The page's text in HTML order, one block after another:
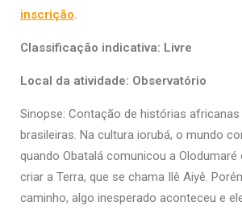
inscrição.
Classificação indicativa: Livre
Local da atividade: Observatório
Sinopse: Contação de histórias
brasileiras. Na cultura iorubá, o mundo
quando Obatalá comunicou a Olodumaré
criar a Terra, que se chama Ilê Aiyê.
caminho, algo inesperado aconteceu e